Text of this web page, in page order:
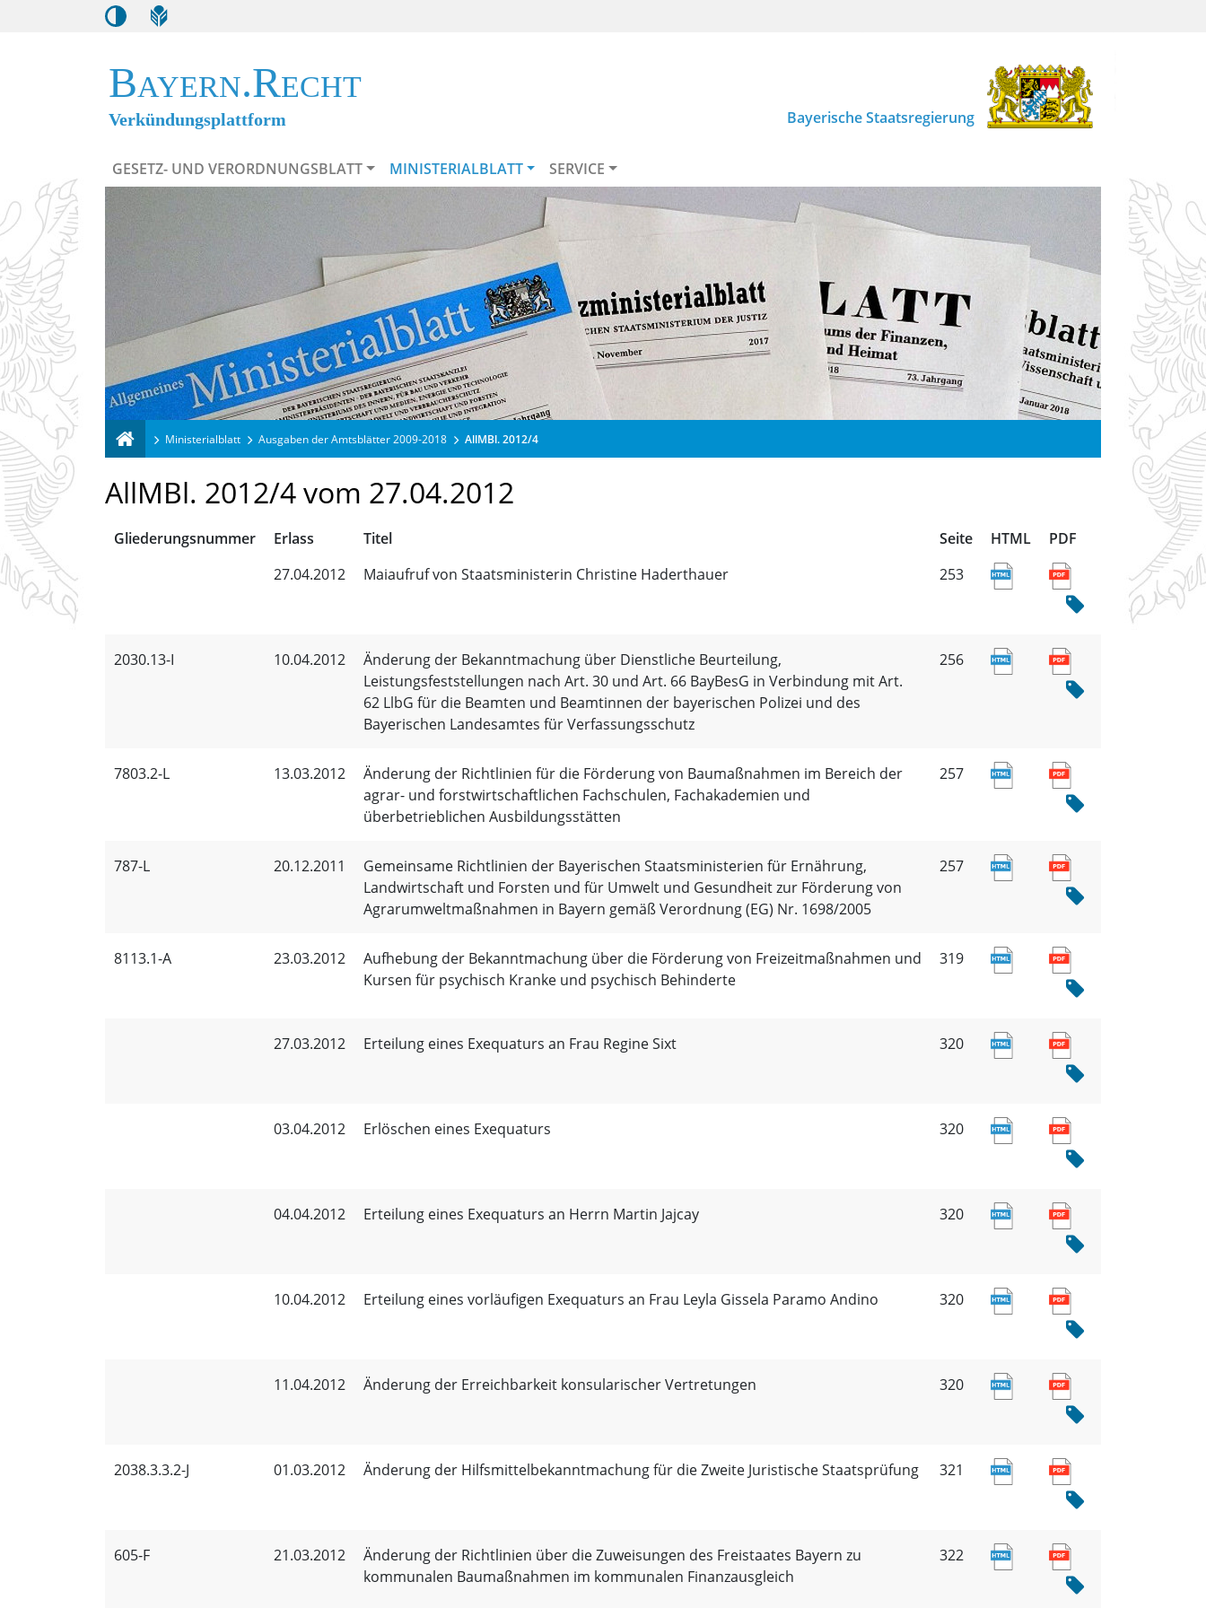
Bayern.Recht
Verkündungsplattform Bayerische Staatsregierung
GESETZ- UND VERORDNUNGSBLATT MINISTERIALBLATT SERVICE
Ministerialblatt Ausgaben der Amtsblätter 2009-2018 AllMBl. 2012/4
AllMBl. 2012/4 vom 27.04.2012
Gliederungsnummer Erlass Titel Seite HTML
PDF
27.04.2012
Maiaufruf von Staatsministerin Christine Haderthauer 253
2030.13-I 10.04.2012
Änderung der Bekanntmachung über Dienstliche Beurteilung,
Leistungsfeststellungen nach Art. 30 und Art. 66 BayBesG in Verbindung mit Art.
62 LlbG für die Beamten und Beamtinnen der bayerischen Polizei und des
Bayerischen Landesamtes für Verfassungsschutz
256
7803.2-L 13.03.2012
Änderung der Richtlinien für die Förderung von Baumaßnahmen im Bereich der
agrar- und forstwirtschaftlichen Fachschulen, Fachakademien und
überbetrieblichen Ausbildungsstätten
257
787-L 20.12.2011
Gemeinsame Richtlinien der Bayerischen Staatsministerien für Ernährung,
Landwirtschaft und Forsten und für Umwelt und Gesundheit zur Förderung von
Agrarumweltmaßnahmen in Bayern gemäß Verordnung (EG) Nr. 1698/2005
257
8113.1-A 23.03.2012
Aufhebung der Bekanntmachung über die Förderung von Freizeitmaßnahmen und
Kursen für psychisch Kranke und psychisch Behinderte
319
27.03.2012 Erteilung eines Exequaturs an Frau Regine Sixt 320
03.04.2012 Erlöschen eines Exequaturs 320
04.04.2012 Erteilung eines Exequaturs an Herrn Martin Jajcay 320
10.04.2012 Erteilung eines vorläufigen Exequaturs an Frau Leyla Gissela Paramo Andino 320
11.04.2012 Änderung der Erreichbarkeit konsularischer Vertretungen 320
2038.3.3.2-J 01.03.2012 Änderung der Hilfsmittelbekanntmachung für die Zweite Juristische Staatsprüfung 321
605-F 21.03.2012
Änderung der Richtlinien über die Zuweisungen des Freistaates Bayern zu
kommunalen Baumaßnahmen im kommunalen Finanzausgleich
322